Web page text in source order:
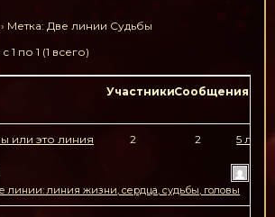
› Метка: Две линии Судьбы
1 по 1 (1 всего)
УчастникиСообщения
или это линия
линии: линия жизни, сердца, судьбы, головы
2 2
5 лет,